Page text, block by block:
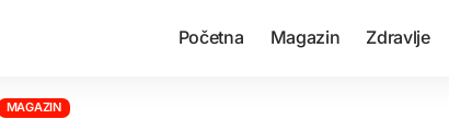
Početna Magazin Zdravlje
MAGAZIN